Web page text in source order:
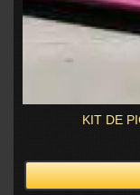
KIT DE